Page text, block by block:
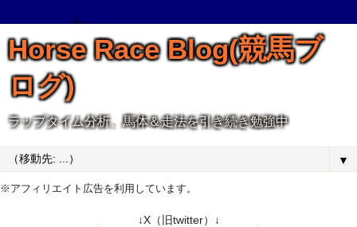
Horse Race Blog(競馬ブ
ログ)
ラップタイム分析、馬体＆走法を引き続き勉強中
▼
※アフィリエイト広告を利用しています。
↓X（旧twitter）↓